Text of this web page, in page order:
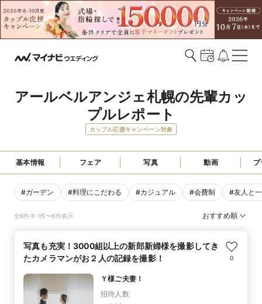
アールベルアンジェ札幌の先輩カッ
プルレポート
カップル応援キャンペーン対象
基本情報 フェア 写真 動画
#ガーデン #料理にこだわる #カジュアル #会費制 #友人と
全6件中 1件〜6件表示 おすすめ順
写真も充実！3000組以上の新郎新婦様を撮影してき
たカメラマンがお２人の記録を撮影！
0
Ｙ様ご夫妻！
招待人数